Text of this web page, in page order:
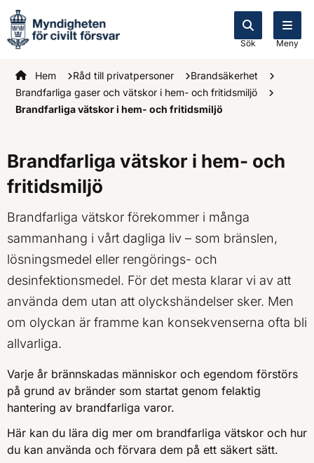
Sök Meny
Startsidan
Hem Råd till privatpersoner
Brandsäkerhet
Brandfarliga gaser och vätskor i hem- och fritidsmiljö
Brandfarliga vätskor i hem- och fritidsmiljö
Brandfarliga vätskor i hem- och
fritidsmiljö
Brandfarliga vätskor förekommer i många
sammanhang i vårt dagliga liv – som bränslen,
lösningsmedel eller rengörings- och
desinfektionsmedel. För det mesta klarar vi av att
använda dem utan att olyckshändelser sker. Men
om olyckan är framme kan konsekvenserna ofta bli
allvarliga.
Varje år brännskadas människor och egendom förstörs
på grund av bränder som startat genom felaktig
hantering av brandfarliga varor.
Här kan du lära dig mer om brandfarliga vätskor och hur
du kan använda och förvara dem på ett säkert sätt.